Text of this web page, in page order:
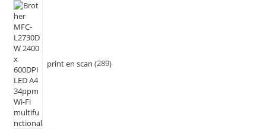
print en scan 289